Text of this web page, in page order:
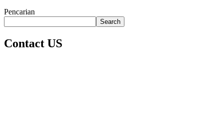
Pencarian
Search
Contact US